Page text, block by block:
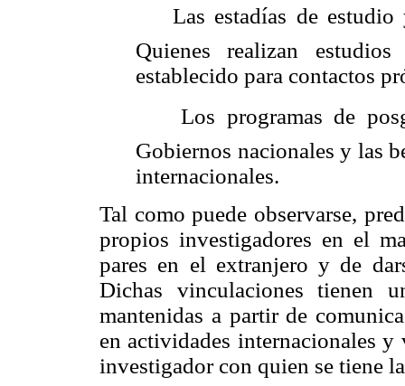
Las estadías de
Quienes realizan
establecido para contactos
Los programas de
Gobiernos nacionales y las
internacionales.
Tal como puede observarse,
propios investigadores en el
pares en el extranjero y de
Dichas vinculaciones tienen
mantenidas a partir de
en actividades internacionales y
investigador con quien se tiene